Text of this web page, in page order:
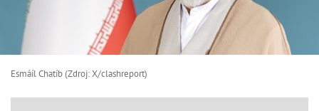
Esmáíl Chatíb (Zdroj: X/clashreport)